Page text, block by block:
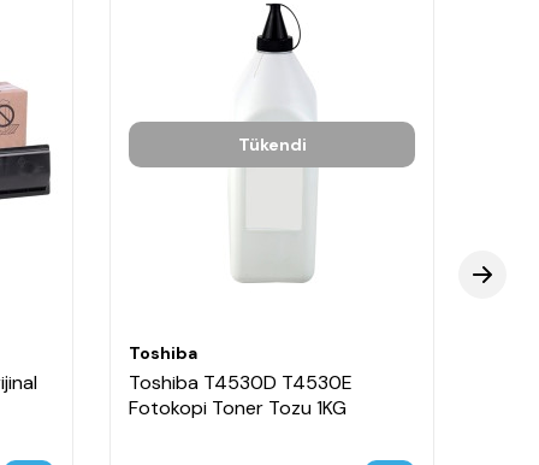
Tükendi
Toshiba
Toshiba T4530D T4530E
Fotokopi Toner Tozu 1KG